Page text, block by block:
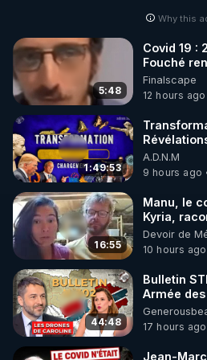
🌱 INSTAGRAM
https://www.instagram.com/
http://rgnr.li/instagram
🌱 LA NEWSLETTER
Pour ne pas rater l’actualité
http://rgnr.li/news
🌱 VIDÉOS NON
Toutes les vidéos Youtube
http://rgnr.li/odysee
🌱 LES STAGES EN
Why this
5:48
Covid 19 :
Fouché
de CNews !
Finalscape
12 hours ago
1:49:53
07/08/26
A.D.N.M
9 hours ago
16:55
Manu, le
Kyria,
vue
Devoir de
10 hours ago
44:48
Bulletin
Armée des
série,
17 hours ago
Jean-